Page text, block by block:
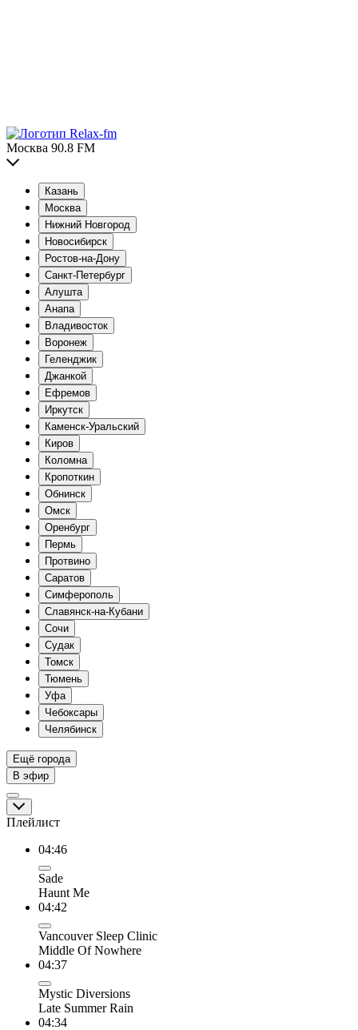
Москва 90.8 FM
Казань
Москва
Нижний Новгород
Новосибирск
Ростов-на-Дону
Санкт-Петербург
Алушта
Анапа
Владивосток
Воронеж
Геленджик
Джанкой
Ефремов
Иркутск
Каменск-Уральский
Киров
Коломна
Кропоткин
Обнинск
Омск
Оренбург
Пермь
Протвино
Саратов
Симферополь
Славянск-на-Кубани
Сочи
Судак
Томск
Тюмень
Уфа
Чебоксары
Челябинск
Ещё города
В эфир
Плейлист
04:46
Sade
Haunt Me
04:42
Vancouver Sleep Clinic
Middle Of Nowhere
04:37
Mystic Diversions
Late Summer Rain
04:34